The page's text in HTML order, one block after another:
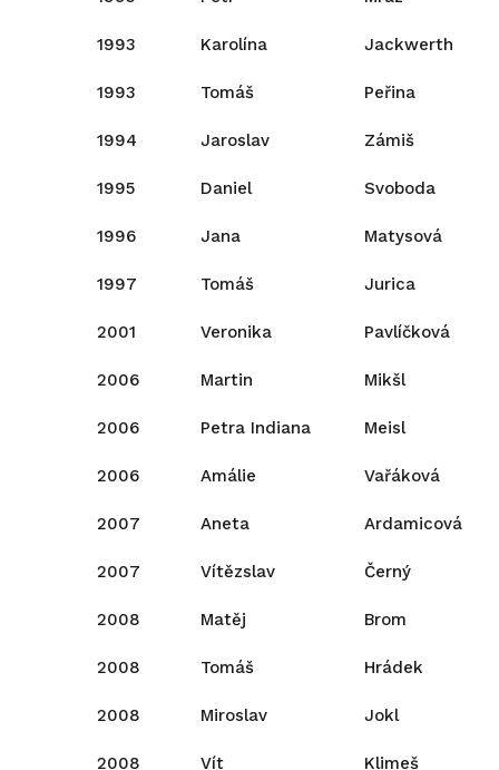
1993 Karolína Jackwerth
1993 Tomáš Peřina
1994 Jaroslav Zámiš
1995 Daniel Svoboda
1996 Jana Matysová
1997 Tomáš Jurica
2001 Veronika Pavlíčková
2006 Martin Mikšl
2006 Petra Indiana Meisl
2006 Amálie Vařáková
2007 Aneta Ardamicová
2007 Vítězslav Černý
2008 Matěj Brom
2008 Tomáš Hrádek
2008 Miroslav Jokl
2008 Vít Klimeš